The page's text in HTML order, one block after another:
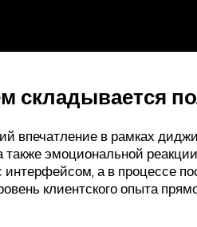
складывается
впечатление в рамках
также эмоциональной
интерфейсом, а в процессе
клиентского опыта